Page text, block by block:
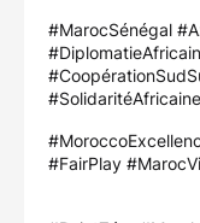
#MarocSénégal
#SolidaritéAfricaine
#FairPlay